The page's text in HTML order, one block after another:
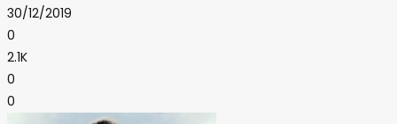
30/12/2019
0
2.1K
0
0